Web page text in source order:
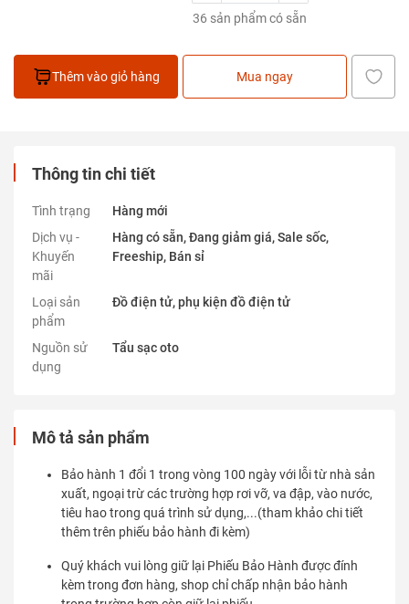
36 sản phẩm có sẵn
Thêm vào giỏ hàng Mua ngay
Thông tin chi tiết
Tình trạng
Hàng mới
Dịch vụ -
Khuyến
mãi
Hàng có sẵn, Đang giảm giá, Sale sốc,
Freeship, Bán sỉ
Loại sản
phẩm
Đồ điện tử, phụ kiện đồ điện tử
Nguồn sử
dụng
Tẩu sạc oto
Mô tả sản phẩm
Bảo hành 1 đổi 1 trong vòng 100 ngày với lỗi từ nhà sản
xuất, ngoại trừ các trường hợp rơi vỡ, va đập, vào nước,
tiêu hao trong quá trình sử dụng,...(tham khảo chi tiết
thêm trên phiếu bảo hành đi kèm)
Quý khách vui lòng giữ lại Phiếu Bảo Hành được đính
kèm trong đơn hàng, shop chỉ chấp nhận bảo hành